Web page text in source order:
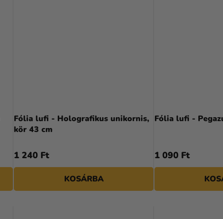
Fólia lufi - Holografikus unikornis,
kör 43 cm
1 240 Ft
KOSÁRBA
Fólia lufi -
1 090 Ft